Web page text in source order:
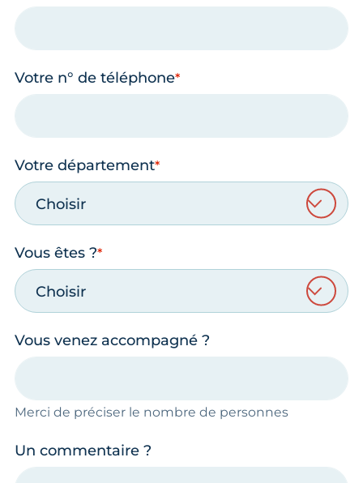
Votre n° de téléphone
Votre département
Choisir
Vous êtes ?
Choisir
Vous venez accompagné ?
Merci de préciser le nombre de personnes
Un commentaire ?